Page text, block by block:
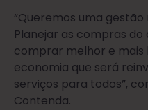
“Queremos uma
Planejar as compras
comprar melhor e
economia que será
serviços para todos”,
Contenda.